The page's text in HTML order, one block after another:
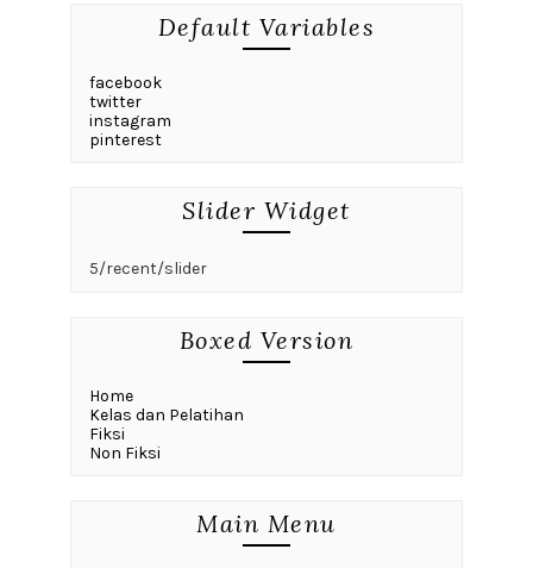
Default Variables
facebook
twitter
instagram
pinterest
Slider Widget
5/recent/slider
Boxed Version
Home
Kelas dan Pelatihan
Fiksi
Non Fiksi
Main Menu